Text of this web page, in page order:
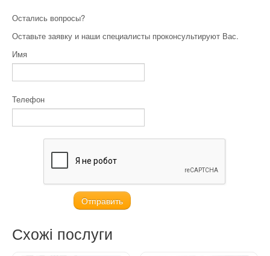
Остались вопросы?
Оставьте заявку и наши специалисты проконсультируют Вас.
Имя
Телефон
Схожі послуги